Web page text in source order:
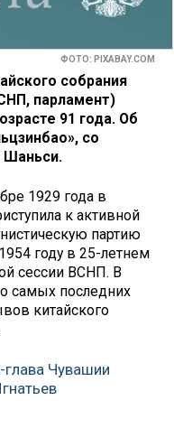
ФОТО: PIXABAY.COM
собрания
парламент)
91 года. Об
со
Шаньси.
1929 года в
к активной
партию
году в 25-летнем
сессии ВСНП. В
самых последних
китайского
Чувашии